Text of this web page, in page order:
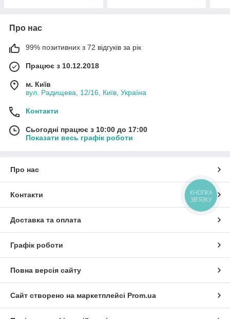
Про нас
99% позитивних з 72 відгуків за рік
Працює з 10.12.2018
м. Київ
вул. Радищева, 12/16, Київ, Україна
Контакти
Сьогодні працює з 10:00 до 17:00
Показати весь графік роботи
Про нас
Контакти
Доставка та оплата
Графік роботи
Повна версія сайту
Сайт створено на маркетплейсі Prom.ua
КНОПКА
ЗВ'ЯЗКУ